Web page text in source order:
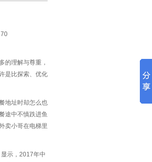
的理解与尊重，
是比探索、优化
地址时却怎么也
途中不慎跌进鱼
卖小哥在电梯里
示，2017年中